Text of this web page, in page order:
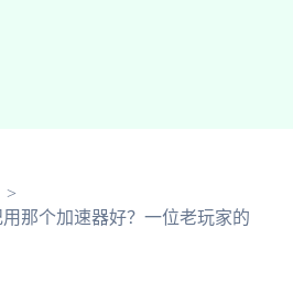
那个加速器好？一位老玩家的